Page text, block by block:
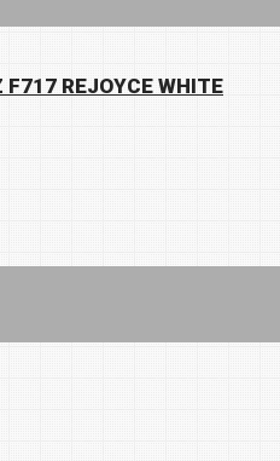
REJOYCE WHITE